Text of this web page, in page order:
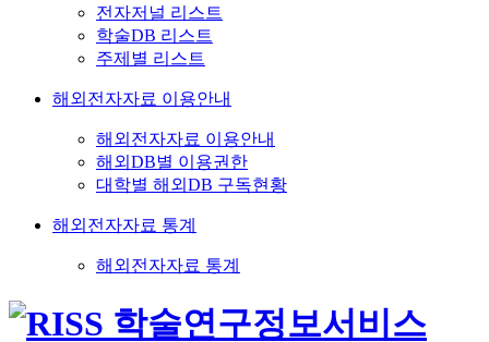
전자저널 리스트
학술DB 리스트
주제별 리스트
해외전자자료 이용안내
해외전자자료 이용안내
해외DB별 이용권한
대학별 해외DB 구독현황
해외전자자료 통계
해외전자자료 통계